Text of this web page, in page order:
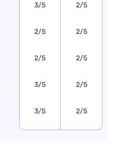
3/5
2/5
2/5
3/5
3/5
2/5
2/5
2/5
2/5
2/5